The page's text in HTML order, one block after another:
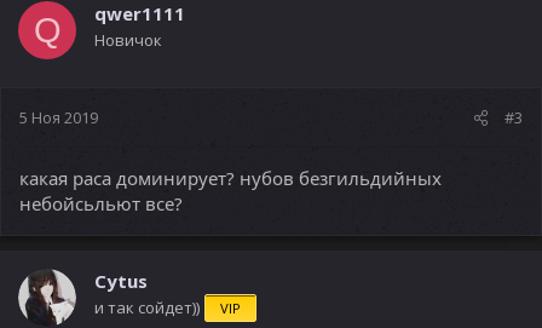
Q qwer1111
Новичок
5 Ноя 2019 #3
какая раса доминирует? нубов безгильдийных
небойсьльют все?
Cytus
и так сойдет)) VIP